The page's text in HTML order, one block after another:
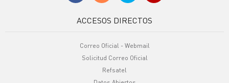
ACCESOS DIRECTOS
Correo Oficial - Webmail
Solicitud Correo Oficial
Refsatel